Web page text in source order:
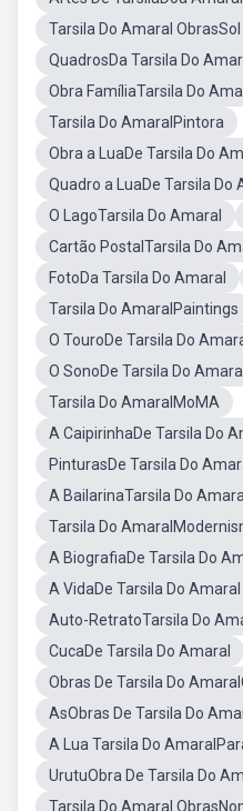
Tarsila Do Amaral
QuadrosDa Tarsila Do
Obra FamíliaTarsila Do
Tarsila Do AmaralPintora
Obra a LuaDe Tarsila Do
Quadro a LuaDe Tarsila Do
O LagoTarsila Do Amaral
Cartão PostalTarsila Do
FotoDa Tarsila Do Amaral
Tarsila Do AmaralPaintings
O TouroDe Tarsila Do
O SonoDe Tarsila Do Amaral
Tarsila Do AmaralMoMA
A CaipirinhaDe Tarsila Do
PinturasDe Tarsila Do
A BailarinaTarsila Do Amaral
Tarsila Do
A BiografiaDe Tarsila Do
A VidaDe Tarsila Do Amaral
Auto-RetratoTarsila Do
CucaDe Tarsila Do Amaral
Obras De Tarsila Do
AsObras De Tarsila Do
A Lua Tarsila Do
UrutuObra De Tarsila Do
Tarsila Do Amaral